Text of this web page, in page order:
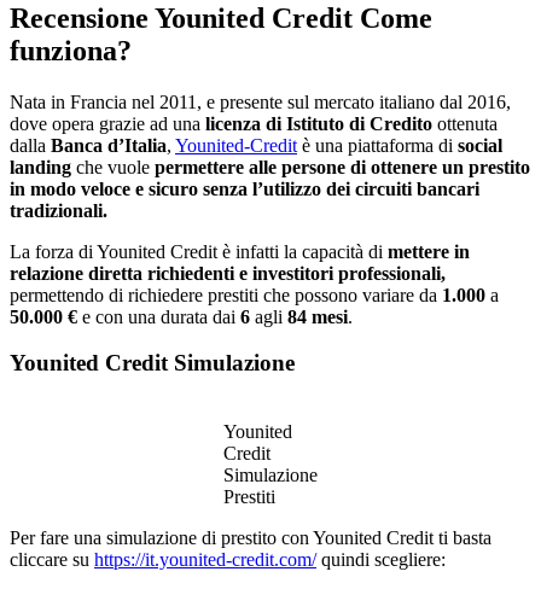
Recensione Younited Credit Come
funziona?
Nata in Francia nel 2011, e presente sul mercato italiano dal 2016,
dove opera grazie ad una licenza di Istituto di Credito ottenuta
dalla Banca d’Italia, Younited-Credit è una piattaforma di social
landing che vuole permettere alle persone di ottenere un prestito
in modo veloce e sicuro senza l’utilizzo dei circuiti bancari
tradizionali.
La forza di Younited Credit è infatti la capacità di mettere in
relazione diretta richiedenti e investitori professionali,
permettendo di richiedere prestiti che possono variare da 1.000 a
50.000 € e con una durata dai 6 agli 84 mesi.
Younited Credit Simulazione
Younited
Credit
Simulazione
Prestiti
Per fare una simulazione di prestito con Younited Credit ti basta
cliccare su https://it.younited-credit.com/quindi scegliere: